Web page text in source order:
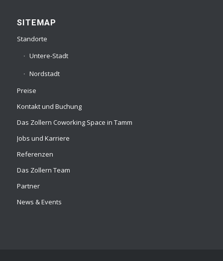
SITEMAP
Standorte
Untere-Stadt
Nordstadt
Preise
Kontakt und Buchung
Das Zollern Coworking Space in Tamm
Jobs und Karriere
Referenzen
Das Zollern Team
Partner
News & Events